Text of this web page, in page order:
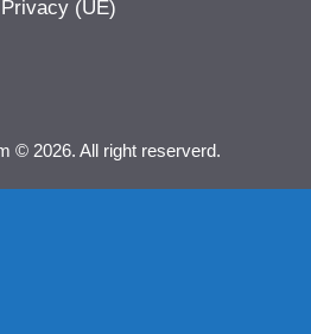
(UE)
© 2026. All right reserverd.